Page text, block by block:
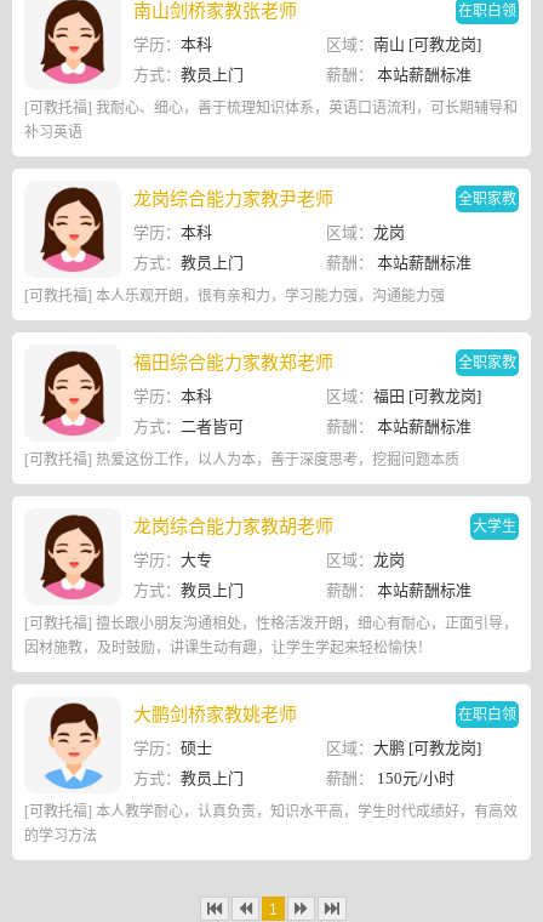
南山剑桥家教张老师 在职白领
学历： 本科 区域： 南山 [可教龙岗]
方式： 教员上门 薪酬： 本站薪酬标准
[可教托福] 我耐心、细心，善于梳理知识体系，英语口语流利，可长期辅导和
补习英语
龙岗综合能力家教尹老师 全职家教
学历： 本科 区域： 龙岗
方式： 教员上门 薪酬： 本站薪酬标准
[可教托福] 本人乐观开朗，很有亲和力，学习能力强，沟通能力强
福田综合能力家教郑老师 全职家教
学历： 本科 区域： 福田 [可教龙岗]
方式： 二者皆可 薪酬： 本站薪酬标准
[可教托福] 热爱这份工作，以人为本，善于深度思考，挖掘问题本质
龙岗综合能力家教胡老师 大学生
学历： 大专 区域： 龙岗
方式： 教员上门 薪酬： 本站薪酬标准
[可教托福] 擅长跟小朋友沟通相处，性格活泼开朗，细心有耐心，正面引导，
因材施教，及时鼓励，讲课生动有趣，让学生学起来轻松愉快！
大鹏剑桥家教姚老师 在职白领
学历： 硕士 区域： 大鹏 [可教龙岗]
方式： 教员上门 薪酬： 150元/小时
[可教托福] 本人教学耐心，认真负责，知识水平高，学生时代成绩好，有高效
的学习方法
1